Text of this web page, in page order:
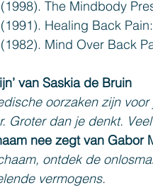
The Mindbody
Healing Back
Mind Over Back
van Saskia de Bruin
oorzaken zijn
Groter dan je denkt.
nee zegt van Gabor
ontdek de
vermogens.